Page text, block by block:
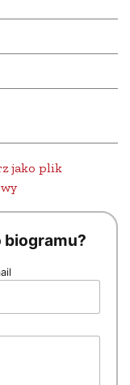
jako plik
biogramu?